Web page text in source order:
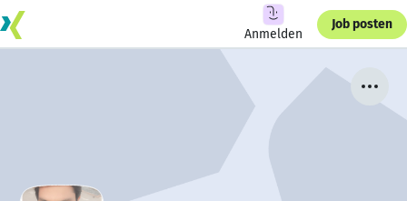
Anmelden
Job posten